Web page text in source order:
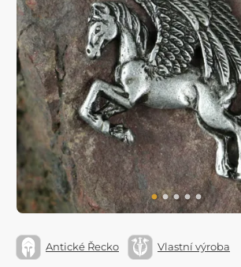
Antické Řecko Vlastní výroba